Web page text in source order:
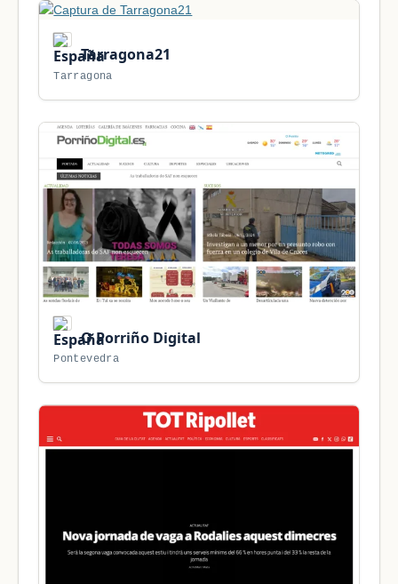
Tarragona21
Tarragona
O Porriño Digital
Pontevedra